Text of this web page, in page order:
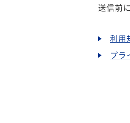
送信前
利用
プラ